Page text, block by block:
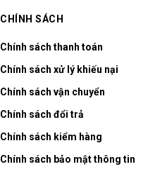
CHÍNH SÁCH
Chính sách thanh toán
Chính sách xử lý khiếu nại
Chính sách vận chuyển
Chính sách đổi trả
Chính sách kiểm hàng
Chính sách bảo mật thông tin